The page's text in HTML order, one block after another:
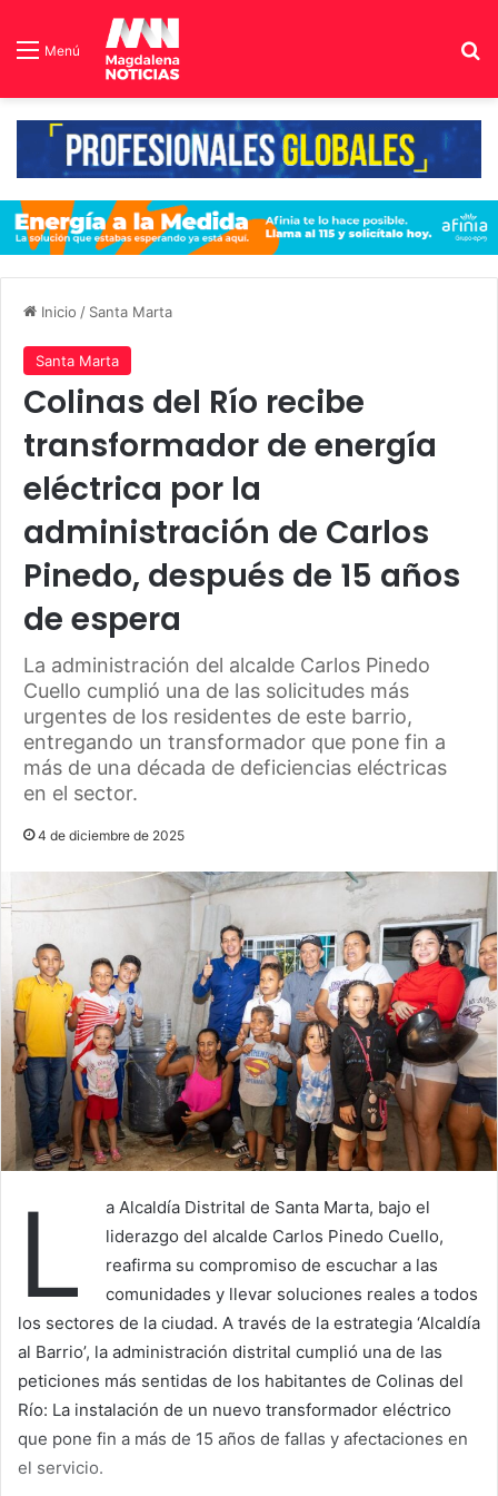
Menú
Inicio / Santa Marta
Santa Marta
Colinas del Río recibe
transformador de energía
eléctrica por la
administración de Carlos
Pinedo, después de 15 años
de espera
La administración del alcalde Carlos Pinedo
Cuello cumplió una de las solicitudes más
urgentes de los residentes de este barrio,
entregando un transformador que pone fin a
más de una década de deficiencias eléctricas
en el sector.
4 de diciembre de 2025
L
a Alcaldía Distrital de Santa Marta, bajo el
liderazgo del alcalde Carlos Pinedo Cuello,
reafirma su compromiso de escuchar a las
comunidades y llevar soluciones reales a todos
los sectores de la ciudad. A través de la estrategia ‘Alcaldía
al Barrio’, la administración distrital cumplió una de las
peticiones más sentidas de los habitantes de Colinas del
Río: La instalación de un nuevo transformador eléctrico
que pone fin a más de 15 años de fallas y afectaciones en
el servicio.